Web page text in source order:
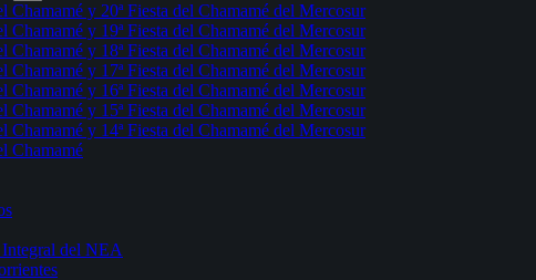
Chamamé y 20ª Fiesta del Chamamé del Mercosur
Chamamé y 19ª Fiesta del Chamamé del Mercosur
Chamamé y 18ª Fiesta del Chamamé del Mercosur
Chamamé y 17ª Fiesta del Chamamé del Mercosur
Chamamé y 16ª Fiesta del Chamamé del Mercosur
Chamamé y 15ª Fiesta del Chamamé del Mercosur
Chamamé y 14ª Fiesta del Chamamé del Mercosur
Chamamé
del NEA